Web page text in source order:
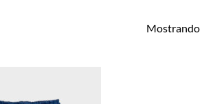
Mostrando